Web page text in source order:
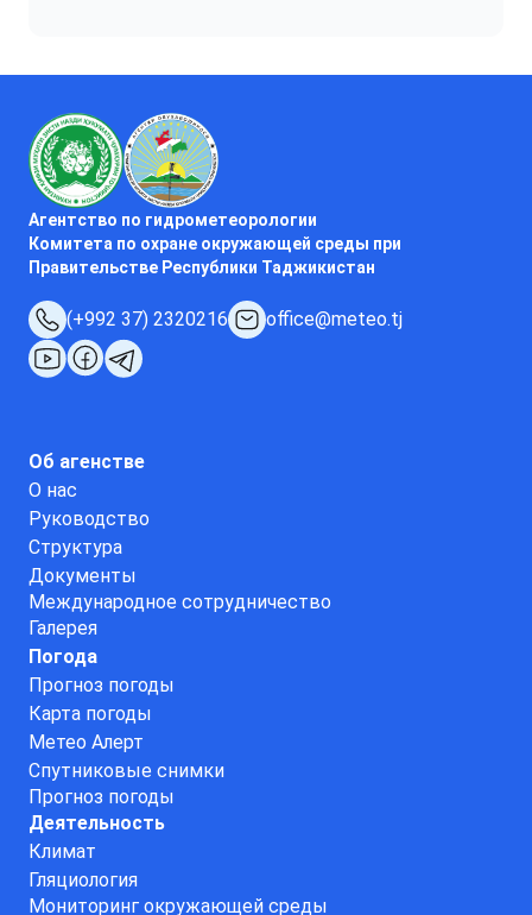
Агентство по гидрометеорологии
Комитета по охране окружающей среды при
Правительстве Республики Таджикистан
(+992 37) 2320216 office@meteo.tj
Об агенстве
О нас
Руководство
Структура
Документы
Международное сотрудничество
Галерея
Погода
Прогноз погоды
Карта погоды
Метео Алерт
Спутниковые снимки
Прогноз погоды
Деятельность
Климат
Гляциология
Мониторинг окружающей среды